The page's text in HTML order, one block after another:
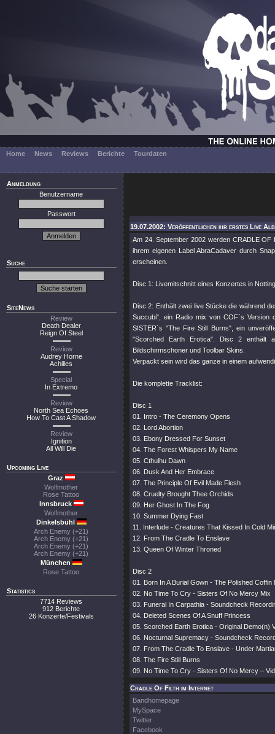
Home News Reviews Berichte Tourdaten
Anmeldung
Benutzername
Passwort
Suche
SiteNews
Review
Death Dealer
Reign Of Steel
Review
Audrey Horne
Achilles
Special
In Extremo
Review
North Sea Echoes
How To Cast A Shadow
Review
Ignition
All Will Die
Upcoming Live
Graz
Wolfmother
Rose Tattoo
Innsbruck
Wolfmother
Dinkelsbühl
Arch Enemy (+21)
Arch Enemy (+21)
Arch Enemy (+21)
Arch Enemy (+21)
München
Rose Tattoo
Statistics
7714 Reviews
912 Berichte
26 Konzerte/Festivals
19.07.2002: Veröffentlichen ihr erstes Live
Am 24. September 2002 werden CRADLE
ihrem eigenen Label AbraCadaver durch
erscheinen.
Disc 1: Livemitschnitt eines Konzertes in
Disc 2: Enthält zwei live Stücke die während
Succubi", ein Radio mix von COF`s Version
SISTER`s "The Fire Still Burns", ein
"Scorched Earth Erotica". Disc 2 enthält
Bildschirmschoner und Toolbar Skins.
Verpackt sein wird das ganze in einem
Die komplette Tracklist:
Disc 1
01. Intro - The Ceremony Opens
02. Lord Abortion
03. Ebony Dressed For Sunset
04. The Forest Whispers My Name
05. Cthulhu Dawn
06. Dusk And Her Embrace
07. The Principle Of Evil Made Flesh
08. Cruelty Brought Thee Orchids
09. Her Ghost In The Fog
10. Summer Dying Fast
11. Interlude - Creatures That Kissed In Cold
12. From The Cradle To Enslave
13. Queen Of Winter Throned
Disc 2
01. Born In A Burial Gown - The Polished Coffin
02. No Time To Cry - Sisters Of No Mercy Mix
03. Funeral In Carpathia - Soundcheck
04. Deleted Scenes Of A Snuff Princess
05. Scorched Earth Erotica - Original Demo(n)
06. Nocturnal Supremacy - Soundcheck
07. From The Cradle To Enslave - Under
08. The Fire Still Burns
09. No Time To Cry - Sisters Of No Mercy –
Cradle Of Filth im Internet
Bandhomepage
MySpace
Twitter
Facebook